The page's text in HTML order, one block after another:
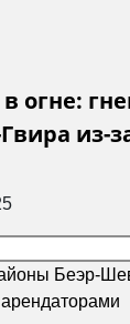
огне:
из-